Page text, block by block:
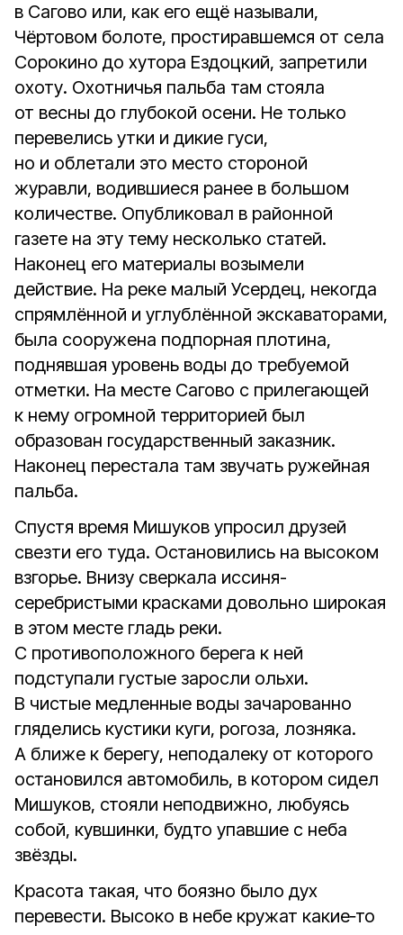
в Сагово или, как его ещё называли,
Чёртовом болоте, простиравшемся от села
Сорокино до хутора Ездоцкий, запретили
охоту. Охотничья пальба там стояла
от весны до глубокой осени. Не только
перевелись утки и дикие гуси,
но и облетали это место стороной
журавли, водившиеся ранее в большом
количестве. Опубликовал в районной
газете на эту тему несколько статей.
Наконец его материалы возымели
действие. На реке малый Усердец, некогда
спрямлённой и углублённой экскаваторами,
была сооружена подпорная плотина,
поднявшая уровень воды до требуемой
отметки. На месте Сагово с прилегающей
к нему огромной территорией был
образован государственный заказник.
Наконец перестала там звучать ружейная
пальба.
Спустя время Мишуков упросил друзей
свезти его туда. Остановились на высоком
взгорье. Внизу сверкала иссиня-
серебристыми красками довольно широкая
в этом месте гладь реки.
С противоположного берега к ней
подступали густые заросли ольхи.
В чистые медленные воды зачарованно
гляделись кустики куги, рогоза, лозняка.
А ближе к берегу, неподалеку от которого
остановился автомобиль, в котором сидел
Мишуков, стояли неподвижно, любуясь
собой, кувшинки, будто упавшие с неба
звёзды.
Красота такая, что боязно было дух
перевести. Высоко в небе кружат какие‑то